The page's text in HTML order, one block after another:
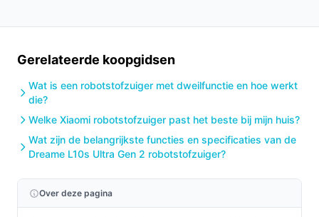
stofophoping.
Wat is de belangrijkste afweging bij dit type product?
De afweging komt neer op schoonmaakcomfort versus
operationele details: een robot met dweilfunctie, LiDAR
en een leegstation biedt veel automatisering, maar de
daadwerkelijke gebruiksvriendelijkheid hangt af van
reservoirgrootte, legeprocedure van het station en
Conclusie
Gerelateerde koopgidsen
Wat is een robotstofzuiger met dweilfunctie en hoe werkt
die?
Welke Xiaomi robotstofzuiger past het beste bij mijn huis?
Wat zijn de belangrijkste functies en specificaties van de
Dreame L10s Ultra Gen 2 robotstofzuiger?
Over deze pagina